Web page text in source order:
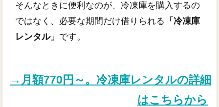
そんなときに便利なのが、冷凍庫を購入するの
ではなく、必要な期間だけ借りられる 「冷凍庫
レンタル」 です。
→月額770円～。冷凍庫レンタルの詳細
はこちらから